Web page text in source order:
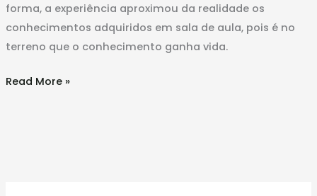
forma, a experiência aproximou da realidade os
conhecimentos adquiridos em sala de aula, pois é no
terreno que o conhecimento ganha vida.
Read More »